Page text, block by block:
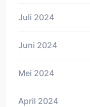
Juli 2024
Juni 2024
Mei 2024
April 2024